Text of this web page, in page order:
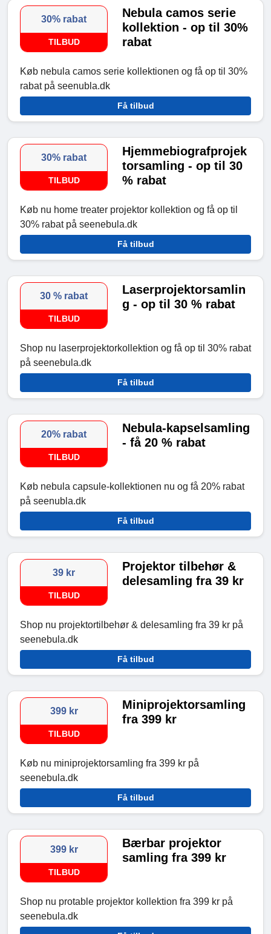
30% rabat
TILBUD
Nebula camos serie
kollektion - op til 30%
rabat
Køb nebula camos serie kollektionen og få op til 30%
rabat på seenubla.dk
Få tilbud
30% rabat
TILBUD
Hjemmebiografprojek
torsamling - op til 30
% rabat
Køb nu home treater projektor kollektion og få op til
30% rabat på seenebula.dk
Få tilbud
30 % rabat
TILBUD
Laserprojektorsamlin
g - op til 30 % rabat
Shop nu laserprojektorkollektion og få op til 30% rabat
på seenebula.dk
Få tilbud
20% rabat
TILBUD
Nebula-kapselsamling
- få 20 % rabat
Køb nebula capsule-kollektionen nu og få 20% rabat
på seenubla.dk
Få tilbud
39 kr
TILBUD
Projektor tilbehør &
delesamling fra 39 kr
Shop nu projektortilbehør & delesamling fra 39 kr på
seenebula.dk
Få tilbud
399 kr
TILBUD
Miniprojektorsamling
fra 399 kr
Køb nu miniprojektorsamling fra 399 kr på
seenebula.dk
Få tilbud
399 kr
TILBUD
Bærbar projektor
samling fra 399 kr
Shop nu protable projektor kollektion fra 399 kr på
seenebula.dk